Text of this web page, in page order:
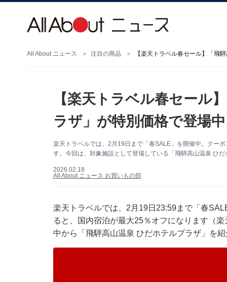
All About ニュース 注目の商品 【楽天トラベル春セール】「飛
【楽天トラベル春セール
ラザ」が特別価格で登場中
楽天トラベルでは、2月19日まで「春SALE」を開催中。クー
す。今回は、対象施設として登場している「飛騨高山温泉 ひ
2026.02.18
All About ニュース お買いもの部
楽天トラベルでは、2月19日23:59まで「春
ると、国内宿泊が最大25％オフになります（
中から「飛騨高山温泉 ひだホテルプラザ」を